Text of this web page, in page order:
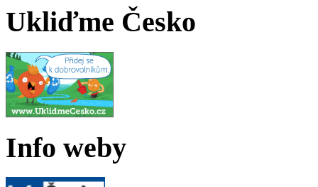
Ukliďme Česko
Info weby